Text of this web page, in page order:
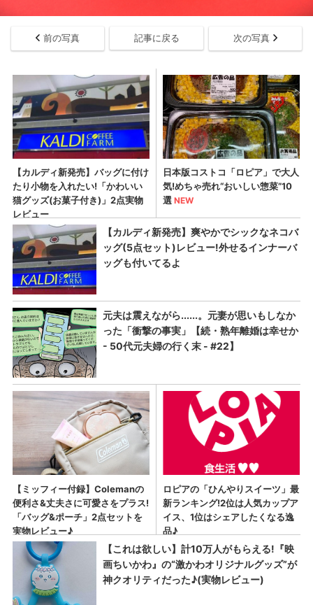
前の写真 記事に戻る 次の写真